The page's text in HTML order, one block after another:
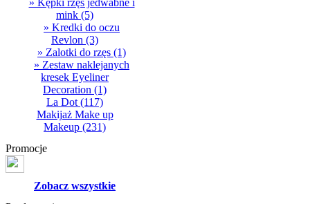
» Kępki rzęs jedwabne i
mink (5)
» Kredki do oczu
Revlon (3)
» Zalotki do rzęs (1)
» Zestaw naklejanych
kresek Eyeliner
Decoration (1)
La Dot (117)
Makijaż Make up
Makeup (231)
Promocje
Zobacz wszystkie